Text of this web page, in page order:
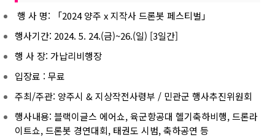
행 사 명: 「2024 양주 x 지작사 드론봇 페스티벌」
행사기간: 2024. 5. 24.(금)~26.(일) [3일간]
행 사 장: 가납리비행장
입장료 : 무료
주최/주관: 양주시 & 지상작전사령부 / 민관군 행사추진위원회
행사내용: 블랙이글스 에어쇼, 육군항공대 헬기축하비행, 드론라
이트쇼, 드론봇 경연대회, 태권도 시범, 축하공연 등